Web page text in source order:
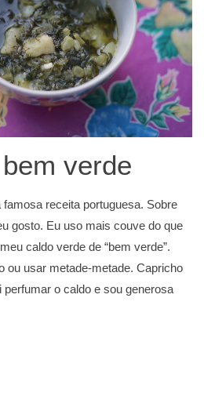
verde
receita portuguesa. Sobre
gosto. Eu uso mais couve do que
caldo verde de “bem verde”.
ou usar metade-metade. Capricho
perfumar o caldo e sou generosa